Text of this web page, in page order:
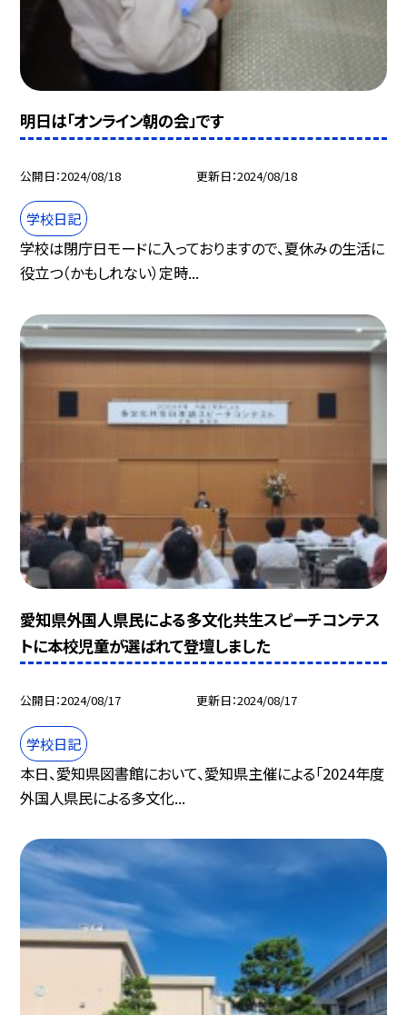
明日は「オンライン朝の会」です
公開日 2024/08/18 更新日 2024/08/18
学校日記
学校は閉庁日モードに入っておりますので、夏休みの生活に
役立つ（かもしれない）定時...
愛知県外国人県民による多文化共生スピーチコンテス
トに本校児童が選ばれて登壇しました
公開日 2024/08/17 更新日 2024/08/17
学校日記
本日、愛知県図書館において、愛知県主催による「2024年度
外国人県民による多文化...